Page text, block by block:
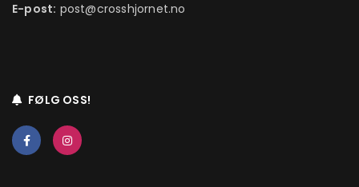
E-post: post@crosshjornet.no
FØLG OSS!